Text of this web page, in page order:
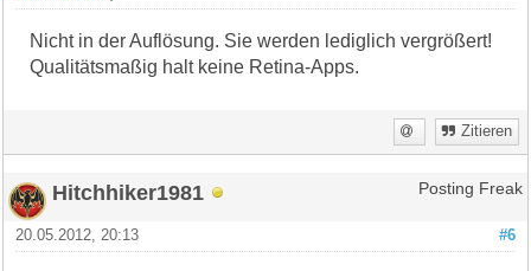
Nicht in der Auflösung. Sie werden lediglich vergrößert!
Qualitätsmaßig halt keine Retina-Apps.
Zitieren
Hitchhiker1981 Posting Freak
#6
20.05.2012, 20:13